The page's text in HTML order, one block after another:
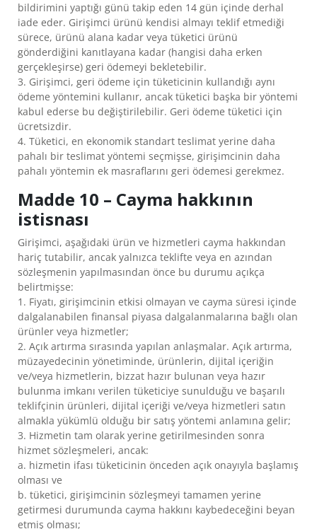
bildirimini yaptığı günü takip eden 14 gün içinde derhal
iade eder. Girişimci ürünü kendisi almayı teklif etmediği
sürece, ürünü alana kadar veya tüketici ürünü
gönderdiğini kanıtlayana kadar (hangisi daha erken
gerçekleşirse) geri ödemeyi bekletebilir.
3. Girişimci, geri ödeme için tüketicinin kullandığı aynı
ödeme yöntemini kullanır, ancak tüketici başka bir yöntemi
kabul ederse bu değiştirilebilir. Geri ödeme tüketici için
ücretsizdir.
4. Tüketici, en ekonomik standart teslimat yerine daha
pahalı bir teslimat yöntemi seçmişse, girişimcinin daha
pahalı yöntemin ek masraflarını geri ödemesi gerekmez.
Madde 10 – Cayma hakkının
istisnası
Girişimci, aşağıdaki ürün ve hizmetleri cayma hakkından
hariç tutabilir, ancak yalnızca teklifte veya en azından
sözleşmenin yapılmasından önce bu durumu açıkça
belirtmişse:
1. Fiyatı, girişimcinin etkisi olmayan ve cayma süresi içinde
dalgalanabilen finansal piyasa dalgalanmalarına bağlı olan
ürünler veya hizmetler;
2. Açık artırma sırasında yapılan anlaşmalar. Açık artırma,
müzayedecinin yönetiminde, ürünlerin, dijital içeriğin
ve/veya hizmetlerin, bizzat hazır bulunan veya hazır
bulunma imkanı verilen tüketiciye sunulduğu ve başarılı
teklifçinin ürünleri, dijital içeriği ve/veya hizmetleri satın
almakla yükümlü olduğu bir satış yöntemi anlamına gelir;
3. Hizmetin tam olarak yerine getirilmesinden sonra
hizmet sözleşmeleri, ancak:
a. hizmetin ifası tüketicinin önceden açık onayıyla başlamış
olması ve
b. tüketici, girişimcinin sözleşmeyi tamamen yerine
getirmesi durumunda cayma hakkını kaybedeceğini beyan
etmiş olması;